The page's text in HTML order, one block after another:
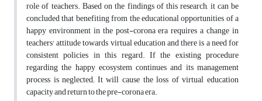
role of teachers. Based on the findings of this research, it can be
concluded that benefiting from the educational opportunities of a
happy environment in the post-corona era requires a change in
teachers' attitude towards virtual education and there is a need for
consistent policies in this regard. If the existing procedure
regarding the happy ecosystem continues and its management
process is neglected; It will cause the loss of virtual education
capacity and return to the pre-corona era.